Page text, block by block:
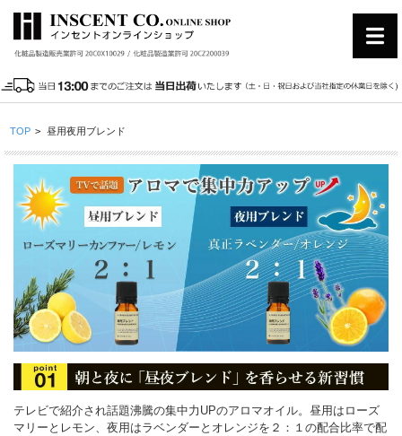
TOP > 昼用夜用ブレンド
テレビで紹介され話題沸騰の集中力UPのアロマオイル。昼用はローズ
マリーとレモン、夜用はラベンダーとオレンジを２：１の配合比率で配